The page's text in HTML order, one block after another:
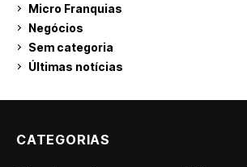
Micro Franquias
Negócios
Sem categoria
Últimas notícias
CATEGORIAS